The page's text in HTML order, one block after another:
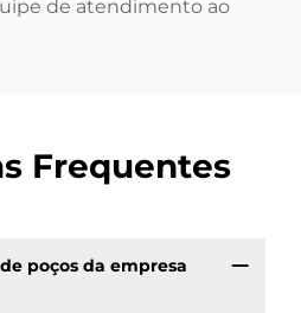
de atendimento ao
Frequentes
poços da empresa